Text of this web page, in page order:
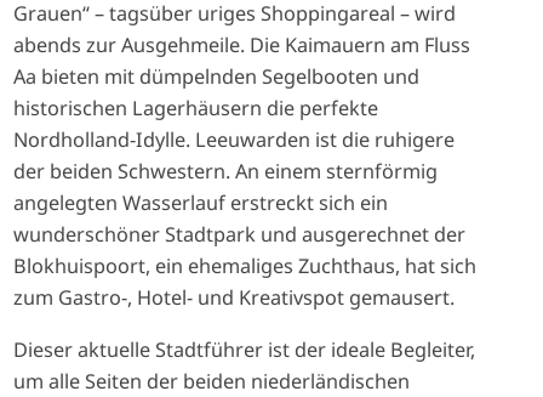
Grauen“ – tagsüber uriges Shoppingareal – wird
abends zur Ausgehmeile. Die Kaimauern am Fluss
Aa bieten mit dümpelnden Segelbooten und
historischen Lagerhäusern die perfekte
Nordholland-Idylle. Leeuwarden ist die ruhigere
der beiden Schwestern. An einem sternförmig
angelegten Wasserlauf erstreckt sich ein
wunderschöner Stadtpark und ausgerechnet der
Blokhuispoort, ein ehemaliges Zuchthaus, hat sich
zum Gastro-, Hotel- und Kreativspot gemausert.
Dieser aktuelle Stadtführer ist der ideale Begleiter,
um alle Seiten der beiden niederländischen